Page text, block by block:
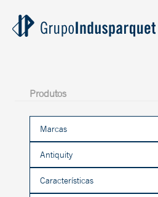
Produtos
Marcas
Antiquity
Características